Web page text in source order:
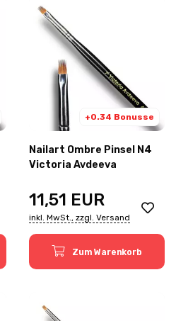
+0.34 Bonusse
Nailart Ombre Pinsel N4
Victoria Avdeeva
11,51 EUR
inkl. MwSt., zzgl. Versand
Zum Warenkorb